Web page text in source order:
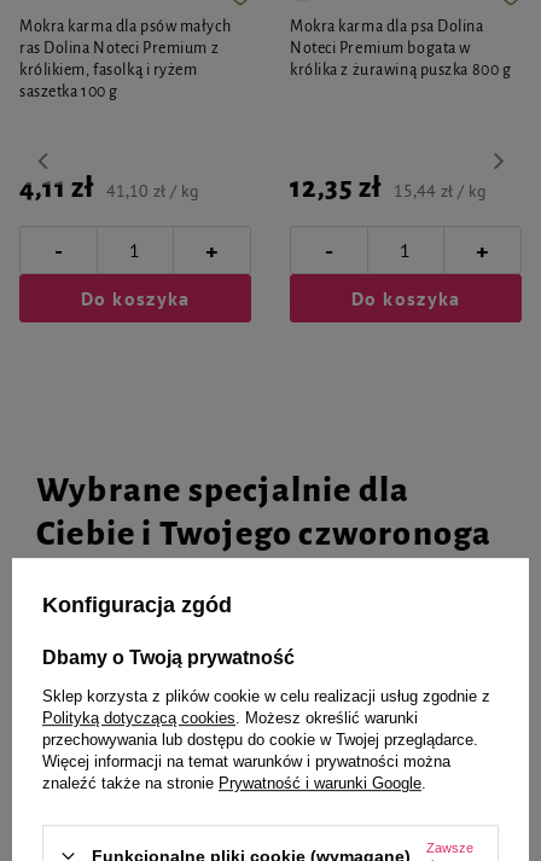
Mokra karma dla psów małych
ras Dolina Noteci Premium z
królikiem, fasolką i ryżem
saszetka 100 g
4,11 zł 41,10 zł / kg
- +
Do koszyka
Mokra karma dla psa Dolina
Noteci Premium bogata w
królika z żurawiną puszka 800 g
12,35 zł 15,44 zł / kg
- +
Do koszyka
Wybrane specjalnie dla
Ciebie i Twojego czworonoga
Mokra karma dla psa Dolina
Noteci Superfood cielęcina i
jagnięcina 400 g
9,26 zł 23,15 zł / kg
- +
Mokra karma dla psa Dolina
Noteci Superfood kaczka i
przepiórka puszka 400 g
11,32 zł 28,30 zł / kg
-
Do koszyka
Konfiguracja zgód
Dbamy o Twoją prywatność
Sklep korzysta z plików cookie w celu realizacji usług zgodnie z
Polityką dotyczącą cookies . Możesz określić warunki
przechowywania lub dostępu do cookie w Twojej przeglądarce.
Więcej informacji na temat warunków i prywatności można
znaleźć także na stronie Prywatność i warunki Google
Funkcjonalne pliki cookie (wymagane)
Zawsze